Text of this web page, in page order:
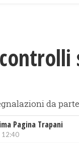
da
Pagina Trapani
12:40